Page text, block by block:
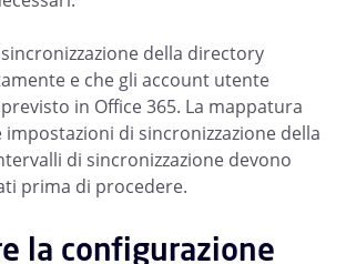
della directory
e che gli account utente
in Office 365. La mappatura
di sincronizzazione della
di sincronizzazione devono
prima di procedere.
la configurazione